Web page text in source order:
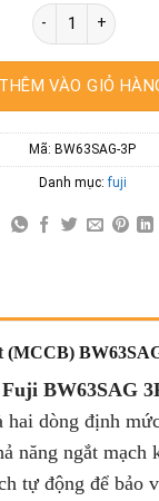
Aptomat (MCCB)
THÊM VÀO GIỎ
Mã: BW63SAG-3P
Danh mục:fuji
(MCCB)
Fuji BW63SAG
hai dòng định
năng ngắt mạch
tự động để bảo